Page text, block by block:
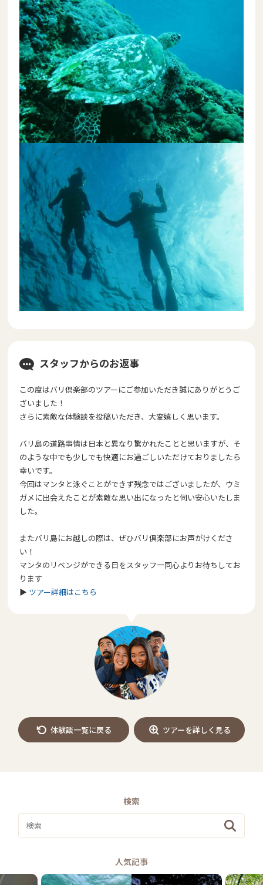
スタッフからのお返事
この度はバリ倶楽部のツアーにご参加いただき誠にありがとうご
ざいました！
さらに素敵な体験談を投稿いただき、大変嬉しく思います。
バリ島の道路事情は日本と異なり驚かれたことと思いますが、そ
のような中でも少しでも快適にお過ごしいただけておりましたら
幸いです。
今回はマンタと泳ぐことができず残念ではございましたが、ウミ
ガメに出会えたことが素敵な思い出になったと伺い安心いたしま
した。
またバリ島にお越しの際は、ぜひバリ倶楽部にお声がけくださ
い！
マンタのリベンジができる日をスタッフ一同心よりお待ちしてお
ります
▶︎ ツアー詳細はこちら
体験談一覧に戻る ツアーを詳しく見る
検索
人気記事